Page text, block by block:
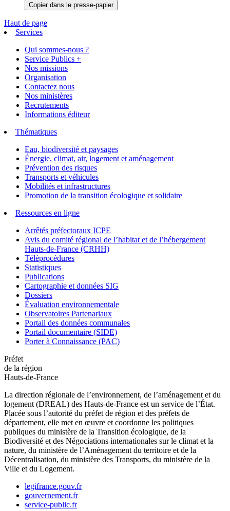
Copier dans le presse-papier
Haut de page
Services
Qui sommes-nous ?
Service Publics +
Nos missions
Organisation
Contactez nous
Nos ministères
Recrutements
Informations éditeur
Thématiques
Eau, biodiversité et paysages
Énergie, climat, air, logement et aménagement
Prévention des risques
Transports et véhicules
Mobilités et infrastructures
Promotion de la transition écologique et solidaire
Ressources en ligne
Arrêtés préfectoraux ICPE
Avis du comité régional de l’habitat et de l’hébergement
Hauts-de-France (CRHH)
Téléprocédures
Statistiques
Publications
Cartographie et données SIG
Dossiers
Évaluation environnementale
Observatoires Partenariaux
Portail des données communales
Portail documentaire (SIDE)
Porter à Connaissance (PAC)
Préfet
de la région
Hauts-de-France
La direction régionale de l’environnement, de l’aménagement et du
logement (DREAL) des Hauts-de-France est un service de l’État.
Placée sous l’autorité du préfet de région et des préfets de
département, elle met en œuvre et coordonne les politiques
publiques du ministère de la Transition écologique, de la
Biodiversité et des Négociations internationales sur le climat et la
nature, du ministère de l’Aménagement du territoire et de la
Décentralisation, du ministère des Transports, du ministère de la
Ville et du Logement.
legifrance.gouv.fr
gouvernement.fr
service-public.fr